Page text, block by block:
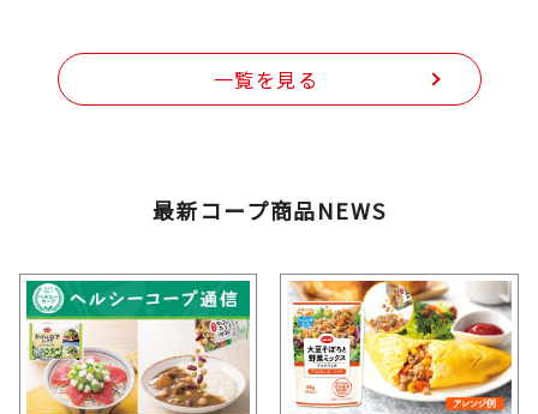
一覧を見る
最新コープ商品NEWS